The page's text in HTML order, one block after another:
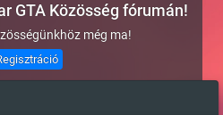
GTA Közösség fórumán!
még ma!